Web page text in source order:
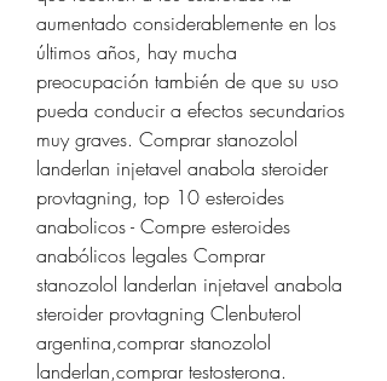
aumentado considerablemente en los
últimos años, hay mucha
preocupación también de que su uso
pueda conducir a efectos secundarios
muy graves. Comprar stanozolol
landerlan injetavel anabola steroider
provtagning, top 10 esteroides
anabolicos - Compre esteroides
anabólicos legales Comprar
stanozolol landerlan injetavel anabola
steroider provtagning Clenbuterol
argentina,comprar stanozolol
landerlan,comprar testosterona.